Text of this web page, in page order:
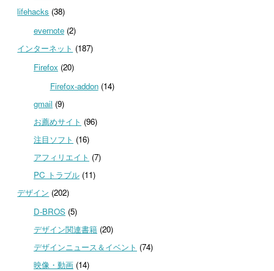
lifehacks (38)
evernote(2)
インターネット (187)
Firefox (20)
Firefox-addon(14)
gmail (9)
お薦めサイト (96)
注目ソフト (16)
アフィリエイト (7)
PC トラブル(11)
デザイン (202)
D-BROS(5)
デザイン関連書籍(20)
デザインニュース＆イベント (74)
映像・動画(14)